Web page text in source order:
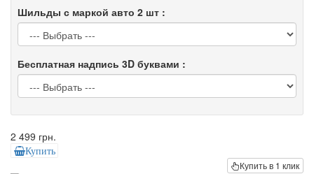
Шильды с маркой авто 2 шт :
Бесплатная надпись 3D буквами :
2 499 грн.
Купить
Купить в 1 клик